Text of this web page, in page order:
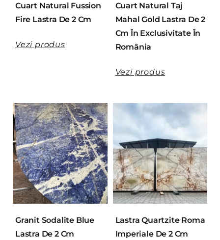
Cuart Natural Fussion
Fire Lastra De 2 Cm
Vezi produs
Cuart Natural Taj
Mahal Gold Lastra De 2
Cm În Exclusivitate În
România
Vezi produs
Granit Sodalite Blue
Lastra De 2 Cm
Lastra Quartzite Roma
Imperiale De 2 Cm